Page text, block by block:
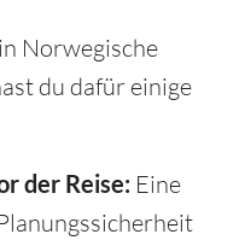
Norwegische
du dafür einige
der Reise: Eine